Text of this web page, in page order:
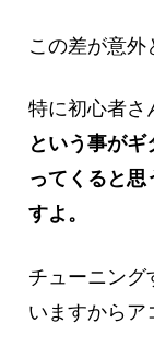
この差が意外
特に初心者さ
という事が
ってくると
すよ。
チューニング
いますからア